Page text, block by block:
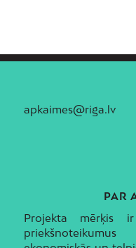
apkaimes@riga.lv
PAR
Projekta mērķis